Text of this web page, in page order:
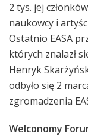
2 tys. jej
naukowcy i
Ostatnio EASA
których znalazł
Henryk
odbyło się 2
zgromadzenia
Welconomy